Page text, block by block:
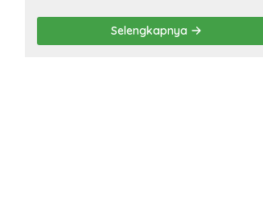
Profesi Pariwisata
Selengkapnya